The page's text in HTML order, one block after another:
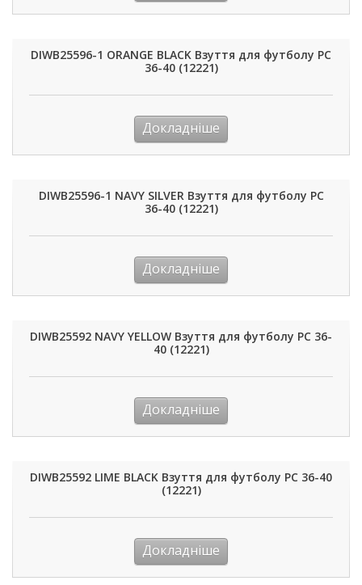
DIWB25596-1 ORANGE BLACK Взуття для футболу РС
36-40 (12221)
Докладніше
DIWB25596-1 NAVY SILVER Взуття для футболу РС
36-40 (12221)
Докладніше
DIWB25592 NAVY YELLOW Взуття для футболу РС 36-
40 (12221)
Докладніше
DIWB25592 LIME BLACK Взуття для футболу РС 36-40
(12221)
Докладніше